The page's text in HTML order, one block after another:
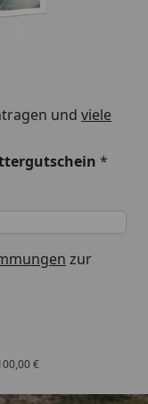
und viele
*
zur
€